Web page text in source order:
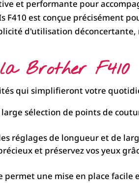
et performante pour
est conçue précisément
d'utilisation déconcertante,
Brother F410
qui simplifieront votre
sélection de points de
réglages de longueur et de
et préservez vos yeux
permet une mise en place facile